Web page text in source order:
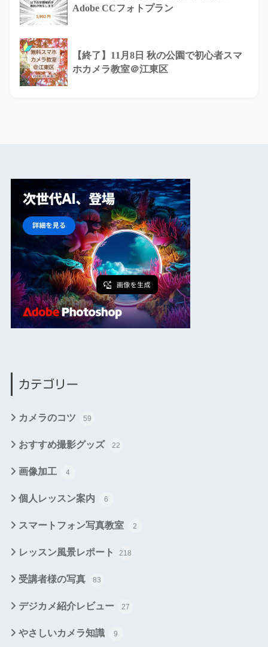
Adobe CCフォトプラン
【終了】11月8日 秋の公園で初心者スマ
ホカメラ教室＠江東区
カテゴリー
カメラのコツ 59
おすすめ撮影グッズ 22
画像加工 4
個人レッスン案内 6
スマートフォン写真教室 2
レッスン風景レポート 218
受講者様の写真 83
デジカメ紹介レビュー 27
やさしいカメラ知識 9